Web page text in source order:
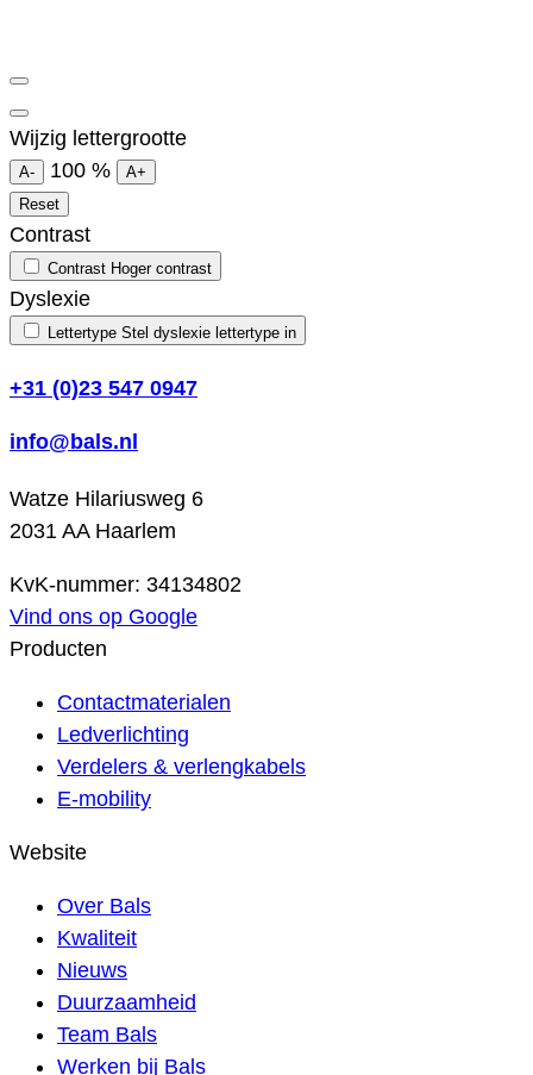
Wijzig lettergrootte
A- 100 %
A+
Reset
Contrast
Contrast Hoger contrast
Dyslexie
Lettertype Stel dyslexie lettertype in
+31 (0)23 547 0947
info@bals.nl
Watze Hilariusweg 6
2031 AA Haarlem
KvK-nummer: 34134802
Vind ons op Google
Producten
Contactmaterialen
Ledverlichting
Verdelers & verlengkabels
E-mobility
Website
Over Bals
Kwaliteit
Nieuws
Duurzaamheid
Team Bals
Werken bij Bals